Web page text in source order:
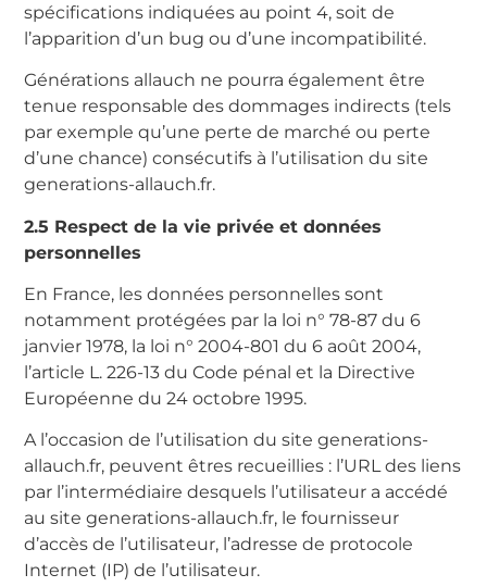
spécifications indiquées au point 4, soit de
l’apparition d’un bug ou d’une incompatibilité.
Générations allauch ne pourra également être
tenue responsable des dommages indirects (tels
par exemple qu’une perte de marché ou perte
d’une chance) consécutifs à l’utilisation du site
generations-allauch.fr.
2.5 Respect de la vie privée et données
personnelles
En France, les données personnelles sont
notamment protégées par la loi n° 78-87 du 6
janvier 1978, la loi n° 2004-801 du 6 août 2004,
l’article L. 226-13 du Code pénal et la Directive
Européenne du 24 octobre 1995.
A l’occasion de l’utilisation du site generations-
allauch.fr, peuvent êtres recueillies : l’URL des liens
par l’intermédiaire desquels l’utilisateur a accédé
au site generations-allauch.fr, le fournisseur
d’accès de l’utilisateur, l’adresse de protocole
Internet (IP) de l’utilisateur.